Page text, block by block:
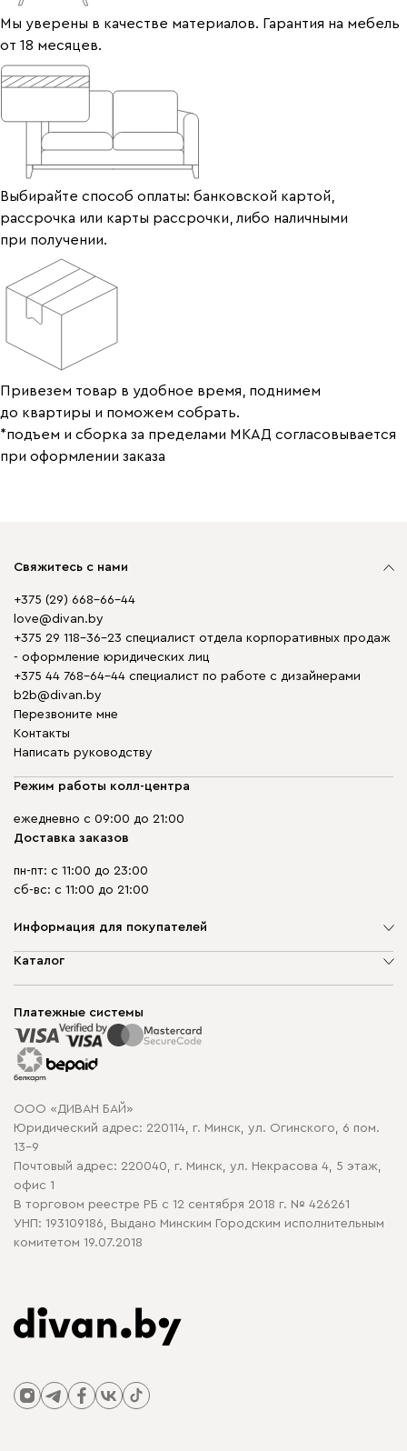
Мы уверены в качестве материалов. Гарантия на мебель
от 18 месяцев.
Выбирайте способ оплаты: банковской картой,
рассрочка или карты рассрочки, либо наличными
при получении.
Привезем товар в удобное время, поднимем
до квартиры и поможем собрать.
*подъем и сборка за пределами МКАД согласовывается
при оформлении заказа
Свяжитесь с нами
+375 (29) 668-66-44
love@divan.by
+375 29 118-36-23 специалист отдела корпоративных продаж
- оформление юридических лиц
+375 44 768-64-44 специалист по работе с дизайнерами
b2b@divan.by
Перезвоните мне
Контакты
Написать руководству
Режим работы колл-центра
ежедневно с 09:00 до 21:00
Доставка заказов
пн-пт: с 11:00 до 23:00
сб-вс: с 11:00 до 21:00
Информация для покупателей
О компании
Способы оплаты
Рассрочка и кредит
Гарантия
Карта сайта
Политика конфиденциальности
Политика в отношении обработки cookie
Каталог
Корпусная мебель
Распродажа мебели
Платежные системы
ООО «ДИВАН БАЙ»
Юридический адрес: 220114, г. Минск, ул. Огинского, 6 пом.
13-9
Почтовый адрес: 220040, г. Минск, ул. Некрасова 4, 5 этаж,
офис 1
В торговом реестре РБ с 12 сентября 2018 г. № 426261
УНП: 193109186, Выдано Минским Городским исполнительным
комитетом 19.07.2018